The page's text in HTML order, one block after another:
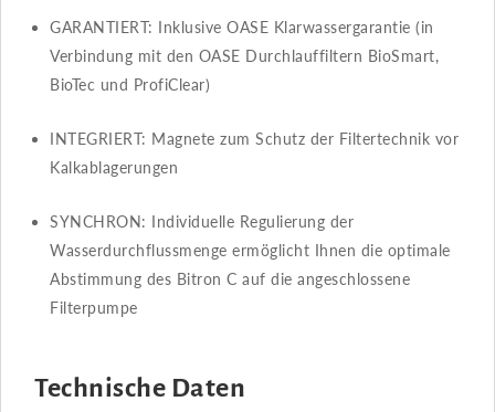
GARANTIERT​​: Inklusive OASE Klarwassergarantie (in
Verbindung mit den OASE Durchlauffiltern BioSmart,
BioTec und ProfiClear)
INTEGRIERT​​: Magnete zum Schutz der Filtertechnik vor
Kalkablagerungen
SYNCHRON​​: Individuelle Regulierung der
Wasserdurchflussmenge ermöglicht Ihnen die optimale
Abstimmung des Bitron C auf die angeschlossene
Filterpumpe
Technische Daten